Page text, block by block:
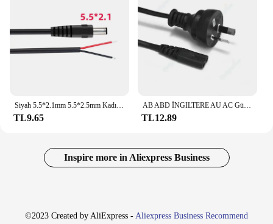
Siyah 5.5*2.1mm 5.5*2.5mm Kadın Erkek DC güç kablosu LCD LED Veri Hattı 4.0*1.7/3.5*1.35mm Monitör Uzatma Kablosu Güç Kablosu 25 cm
TL9.65
AB ABD İNGILTERE AU AC Güç Kablosu Şekil 8 C7 Güç Kaynağı Uzatma Kablosu 1.2/1.5/1.8 m Bilgisayar Dizüstü Yönlendirici LCD TV Radyo PSP 3 4
TL12.89
Inspire more in Aliexpress Business
©2023 Created by AliExpress - Aliexpress Business Recommend